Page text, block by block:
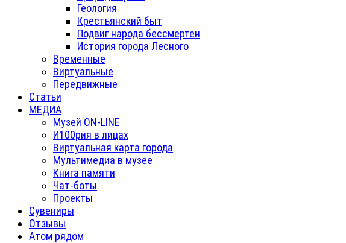
Геология
Крестьянский быт
Подвиг народа бессмертен
История города Лесного
Временные
Виртуальные
Передвижные
Статьи
МЕДИА
Музей ON-LINE
И100рия в лицах
Виртуальная карта города
Мультимедиа в музее
Книга памяти
Чат-боты
Проекты
Сувениры
Отзывы
Атом рядом